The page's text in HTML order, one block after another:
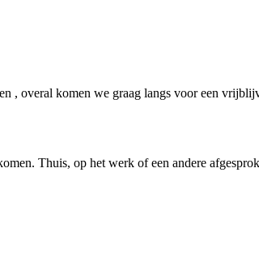
overal komen we graag langs voor een
Thuis, op het werk of een andere